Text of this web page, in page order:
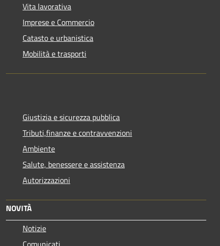
Vita lavorativa
Imprese e Commercio
Catasto e urbanistica
Mobilità e trasporti
Giustizia e sicurezza pubblica
Tributi,finanze e contravvenzioni
Ambiente
Salute, benessere e assistenza
Autorizzazioni
NOVITÀ
Notizie